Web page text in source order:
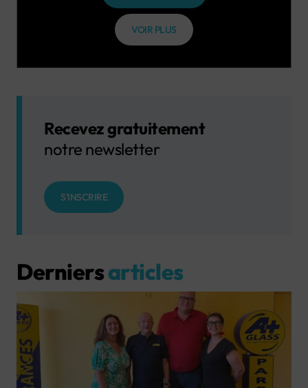
VOIR PLUS
Recevez gratuitement
notre newsletter
S'INSCRIRE
Derniersarticles